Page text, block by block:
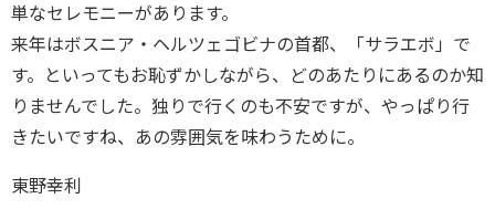
単なセレモニーがあります。
来年はボスニア・ヘルツェゴビナの首都、「サラエボ」で
す。といってもお恥ずかしながら、どのあたりにあるのか知
りませんでした。独りで行くのも不安ですが、やっぱり行
きたいですね、あの雰囲気を味わうために。
東野幸利